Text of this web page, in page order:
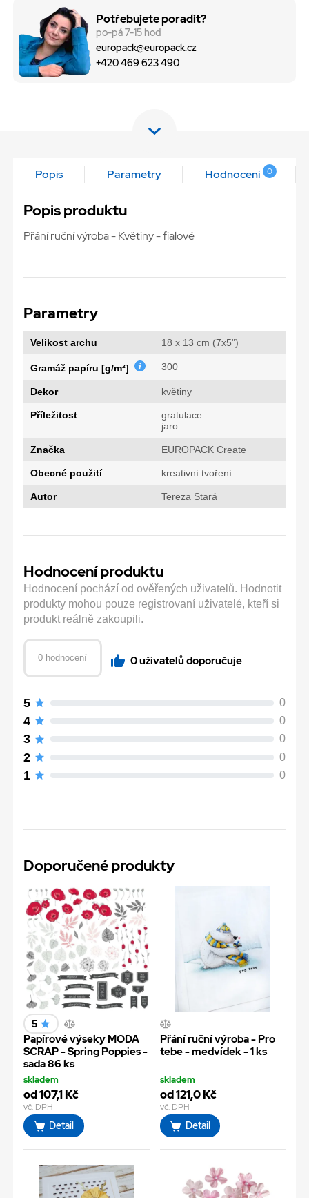
Potřebujete poradit?
po-pá 7-15 hod
europack@europack.cz
+420 469 623 490
Popis Parametry Hodnocení 0
Popis produktu
Přání ruční výroba - Květiny - fialové
Parametry
Velikost archu 18 x 13 cm (7x5")
Gramáž papíru [g/m²] 300
Dekor květiny
Příležitost
gratulace
jaro
Značka EUROPACK Create
Obecné použití kreativní tvoření
Autor Tereza Stará
Hodnocení produktu
Hodnocení pochází od ověřených uživatelů. Hodnotit
produkty mohou pouze registrovaní uživatelé, kteří si
produkt reálně zakoupili.
0 hodnocení 0 uživatelů doporučuje
5 0
4 0
3 0
2 0
1 0
Doporučené produkty
5
Papírové výseky MODA
SCRAP - Spring Poppies -
sada 86 ks
skladem
od 107,1 Kč
vč. DPH
Detail
Přání ruční výroba - Pro
tebe - medvídek - 1 ks
skladem
od 121,0 Kč
vč. DPH
Detail